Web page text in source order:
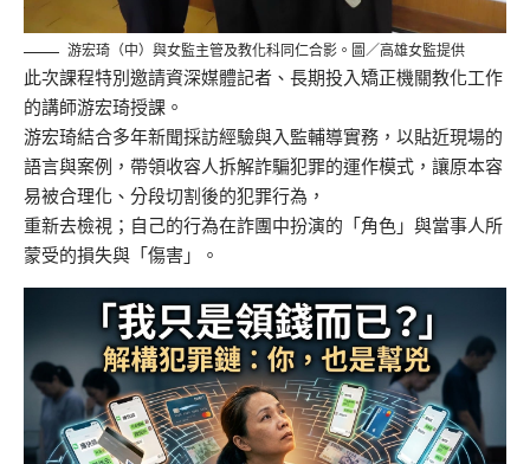
游宏琦（中）與女監主管及教化科同仁合影。圖／高雄女監提供
此次課程特別邀請資深媒體記者、長期投入矯正機關教化工作
的講師游宏琦授課。
游宏琦結合多年新聞採訪經驗與入監輔導實務，以貼近現場的
語言與案例，帶領收容人拆解詐騙犯罪的運作模式，讓原本容
易被合理化、分段切割後的犯罪行為，
重新去檢視；自己的行為在詐團中扮演的「角色」與當事人所
蒙受的損失與「傷害」。